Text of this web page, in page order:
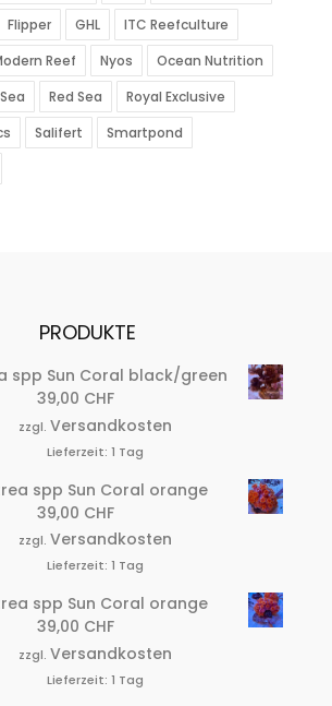
Flipper GHL
ITC Reefculture
Reef Nyos
Ocean Nutrition
Red Sea
Royal Exclusive
Salifert
Smartpond
PRODUKTE
spp Sun Coral black/green
39,00 CHF
zzgl.Versandkosten
Lieferzeit:1 Tag
spp Sun Coral orange
39,00 CHF
zzgl.Versandkosten
Lieferzeit:1 Tag
spp Sun Coral orange
39,00 CHF
zzgl.Versandkosten
Lieferzeit:1 Tag